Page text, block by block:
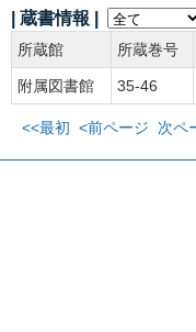
| 蔵書情報 |
所蔵館
所蔵巻号
附属図書館 35-46
<<最初 <前ページ 次ペ